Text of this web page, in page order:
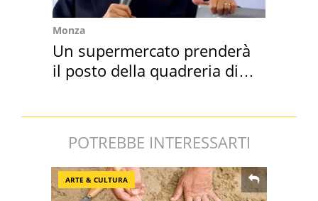
Monza
Un supermercato prenderà
il posto della quadreria di
POTREBBE INTERESSARTI
ARTE & CULTURA